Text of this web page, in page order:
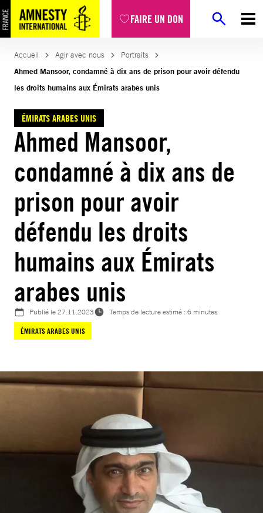
FAIRE UN DON
Aller
au
contenu
Accueil Agir avec nous
Portraits
Ahmed Mansoor, condamné à dix ans de prison pour avoir défendu
les droits humains aux Émirats arabes unis
ÉMIRATS ARABES UNIS
Ahmed Mansoor,
condamné à dix ans de
prison pour avoir
défendu les droits
humains aux Émirats
arabes unis
Publié le27.11.2023
Temps de lecture estimé : 6 minutes
ÉMIRATS ARABES UNIS